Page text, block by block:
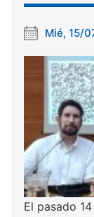
Mié, 15/
El pasado